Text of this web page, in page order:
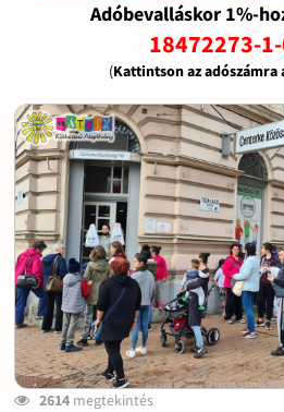
Adóbevalláskor 1%-
18472273-
(Kattintson az adószámra
2614megtekintés